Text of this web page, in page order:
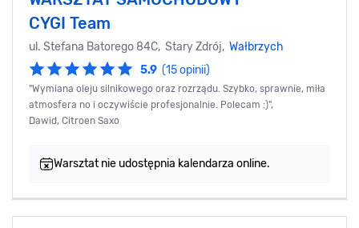
CYGI Team
ul. Stefana Batorego 84C, Stary Zdrój, Wałbrzych
5.9 (15 opinii)
"Wymiana oleju silnikowego oraz rozrządu. Szybko, sprawnie, miła
atmosfera no i oczywiście profesjonalnie. Polecam :)",
Dawid, Citroen Saxo
Warsztat nie udostępnia kalendarza online.